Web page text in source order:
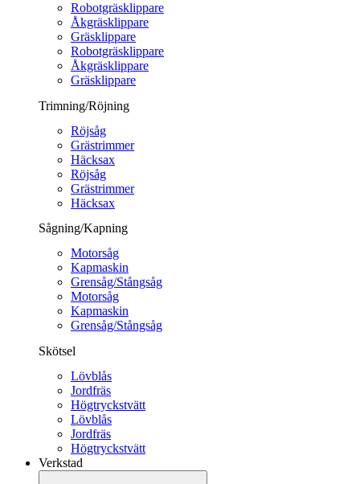
Robotgräsklippare
Åkgräsklippare
Gräsklippare
Robotgräsklippare
Åkgräsklippare
Gräsklippare
Trimning/Röjning
Röjsåg
Grästrimmer
Häcksax
Röjsåg
Grästrimmer
Häcksax
Sågning/Kapning
Motorsåg
Kapmaskin
Grensåg/Stångsåg
Motorsåg
Kapmaskin
Grensåg/Stångsåg
Skötsel
Lövblås
Jordfräs
Högtryckstvätt
Lövblås
Jordfräs
Högtryckstvätt
Verkstad